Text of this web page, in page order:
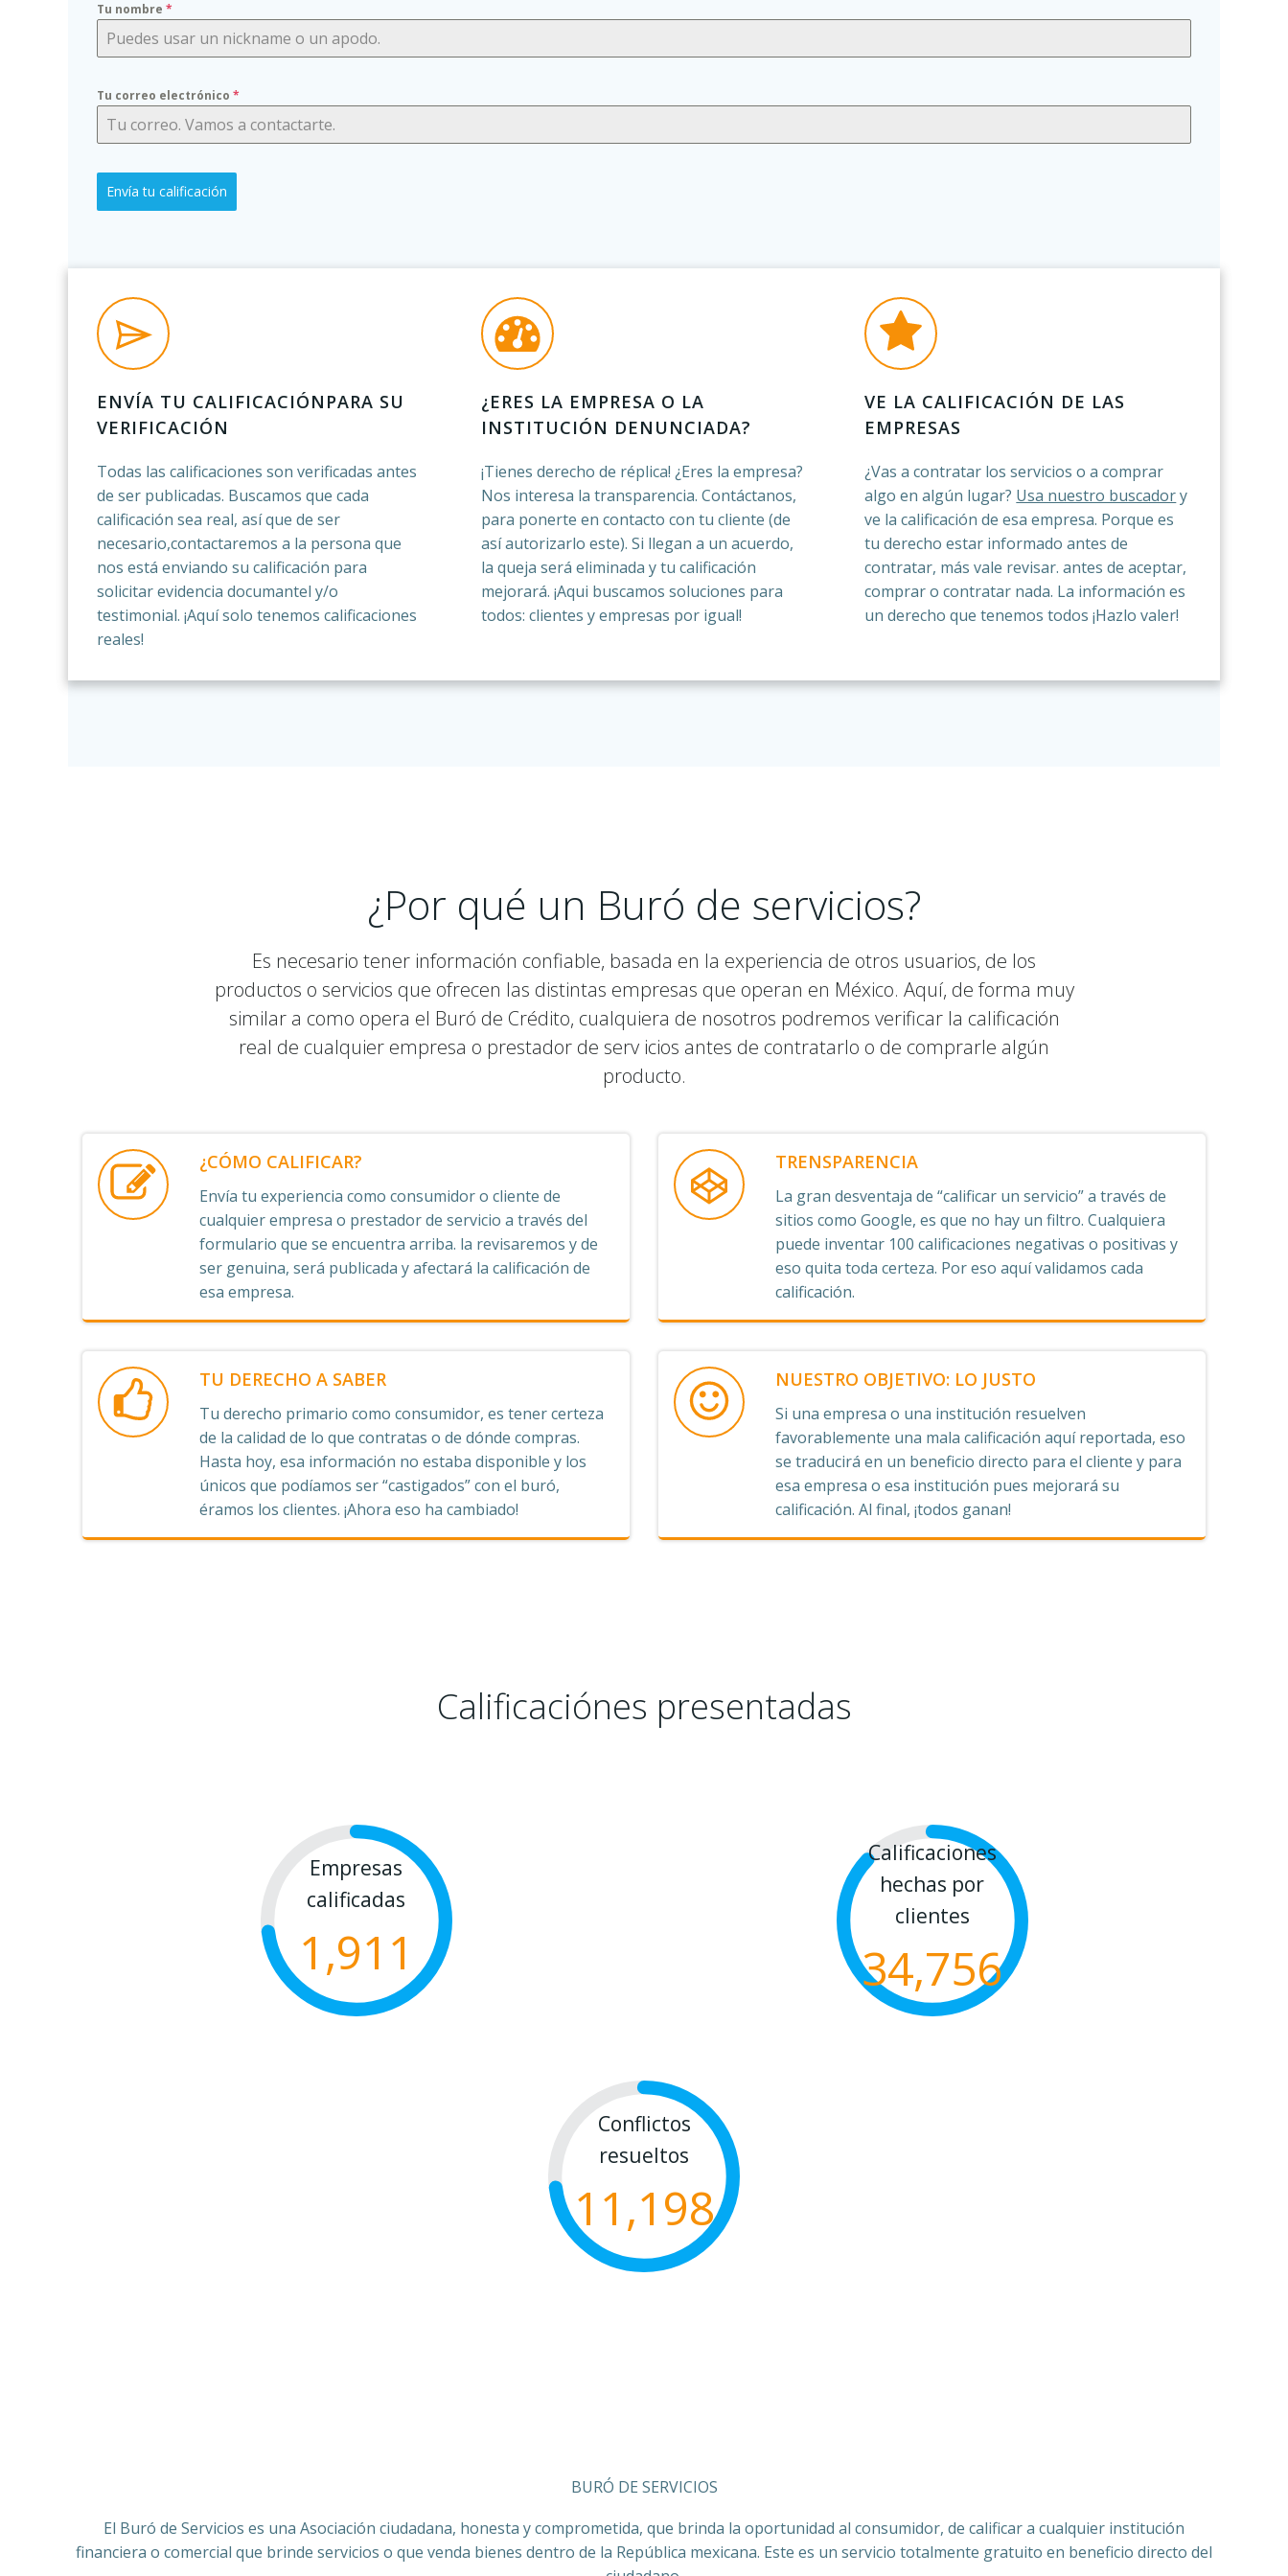
Tu nombre *
Tu correo electrónico *
Envía tu calificación
ENVÍA TU CALIFICACIÓNPARA SU
VERIFICACIÓN
Todas las calificaciones son verificadas antes
de ser publicadas. Buscamos que cada
calificación sea real, así que de ser
necesario,contactaremos a la persona que
nos está enviando su calificación para
solicitar evidencia documantel y/o
testimonial. ¡Aquí solo tenemos calificaciones
reales!
¿ERES LA EMPRESA O LA
INSTITUCIÓN DENUNCIADA?
¡Tienes derecho de réplica! ¿Eres la empresa?
Nos interesa la transparencia. Contáctanos,
para ponerte en contacto con tu cliente (de
así autorizarlo este). Si llegan a un acuerdo,
la queja será eliminada y tu calificación
mejorará. ¡Aqui buscamos soluciones para
todos: clientes y empresas por igual!
VE LA CALIFICACIÓN DE LAS
EMPRESAS
¿Vas a contratar los servicios o a comprar
algo en algún lugar? Usa nuestro buscadory
ve la calificación de esa empresa. Porque es
tu derecho estar informado antes de
contratar, más vale revisar. antes de aceptar,
comprar o contratar nada. La información es
un derecho que tenemos todos ¡Hazlo valer!
¿Por qué un Buró de servicios?
Es necesario tener información confiable, basada en la experiencia de otros usuarios, de los
productos o servicios que ofrecen las distintas empresas que operan en México. Aquí, de forma muy
similar a como opera el Buró de Crédito, cualquiera de nosotros podremos verificar la calificación
real de cualquier empresa o prestador de serv icios antes de contratarlo o de comprarle algún
producto.
¿CÓMO CALIFICAR?
Envía tu experiencia como consumidor o cliente de
cualquier empresa o prestador de servicio a través del
formulario que se encuentra arriba. la revisaremos y de
ser genuina, será publicada y afectará la calificación de
esa empresa.
TRENSPARENCIA
La gran desventaja de “calificar un servicio” a través de
sitios como Google, es que no hay un filtro. Cualquiera
puede inventar 100 calificaciones negativas o positivas y
eso quita toda certeza. Por eso aquí validamos cada
calificación.
TU DERECHO A SABER
Tu derecho primario como consumidor, es tener certeza
de la calidad de lo que contratas o de dónde compras.
Hasta hoy, esa información no estaba disponible y los
únicos que podíamos ser “castigados” con el buró,
éramos los clientes. ¡Ahora eso ha cambiado!
NUESTRO OBJETIVO: LO JUSTO
Si una empresa o una institución resuelven
favorablemente una mala calificación aquí reportada, eso
se traducirá en un beneficio directo para el cliente y para
esa empresa o esa institución pues mejorará su
calificación. Al final, ¡todos ganan!
Calificaciónes presentadas
Empresas
calificadas
1,911
Calificaciones
hechas por
clientes
34,756
Conflictos
resueltos
11,198
BURÓ DE SERVICIOS
El Buró de Servicios es una Asociación ciudadana, honesta y comprometida, que brinda la oportunidad al consumidor, de calificar a cualquier institución
financiera o comercial que brinde servicios o que venda bienes dentro de la República mexicana. Este es un servicio totalmente gratuito en beneficio directo del